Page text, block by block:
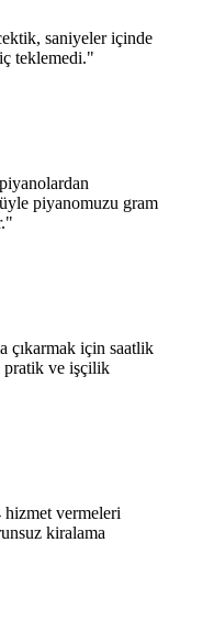
saniyeler içinde
teklemedi."
piyanomuzu gram
"
çıkarmak için saatlik
pratik ve işçilik
hizmet vermeleri
kiralama